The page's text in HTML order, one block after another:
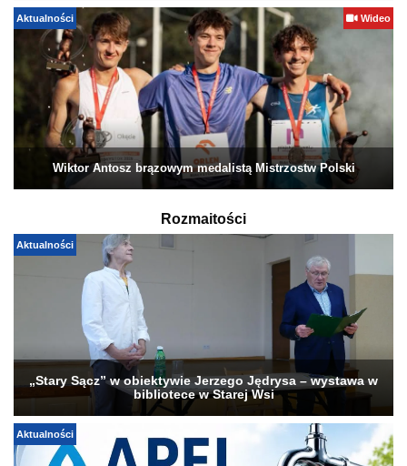
Aktualności Wideo
Wiktor Antosz brązowym medalistą Mistrzostw Polski
Rozmaitości
Aktualności
„Stary Sącz” w obiektywie Jerzego Jędrysa – wystawa w
bibliotece w Starej Wsi
Aktualności